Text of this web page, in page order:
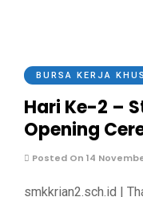
BURSA KERJA
Hari Ke-2 –
Opening
Posted On 14
smkkrian2.sch.id |